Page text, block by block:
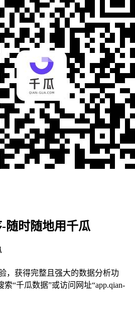
随时随地用千瓜
，获得完整且强大的数据分析功
索“千瓜数据”或访问网址“app.qian-